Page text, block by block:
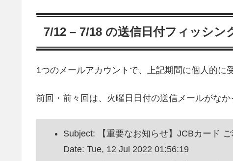
7/12 – 7/18 の送信日付フィッシン
1つのメールアカウントで、上記期間に個人的に
前回・前々回は、火曜日日付の送信メールがなか
Subject: 【重要なお知らせ】JCBカード
Date: Tue, 12 Jul 2022 01:56:19